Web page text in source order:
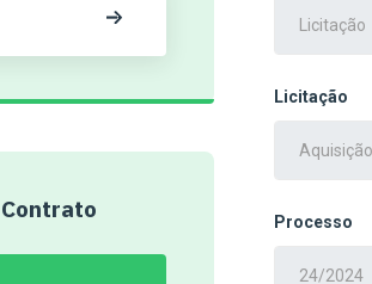
Licitação
Processo